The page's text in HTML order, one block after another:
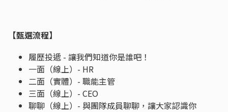
【甄選流程】
履歷投遞 - 讓我們知道你是誰吧！
一面（線上）- HR
二面（實體）- 職能主管
三面（線上）- CEO
聊聊（線上）- 與團隊成員聊聊，讓大家認識你